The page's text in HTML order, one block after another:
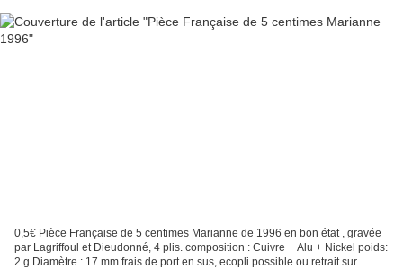
0,5€ Pièce Française de 5 centimes Marianne de 1996 en bon état , gravée
par Lagriffoul et Dieudonné, 4 plis. composition : Cuivre + Alu + Nickel poids:
2 g Diamètre : 17 mm frais de port en sus, ecopli possible ou retrait sur